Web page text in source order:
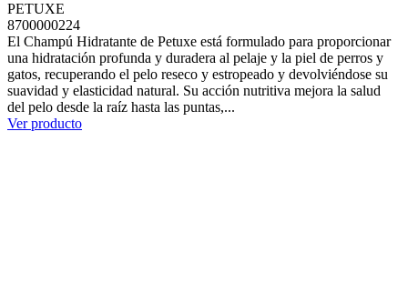
PETUXE
8700000224
El Champú Hidratante de Petuxe está formulado para proporcionar
una hidratación profunda y duradera al pelaje y la piel de perros y
gatos, recuperando el pelo reseco y estropeado y devolviéndose su
suavidad y elasticidad natural. Su acción nutritiva mejora la salud
del pelo desde la raíz hasta las puntas,...
Ver producto